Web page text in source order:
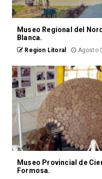
Museo Regional del
Blanca.
Region Litoral Agosto
Museo Provincial de
Formosa.